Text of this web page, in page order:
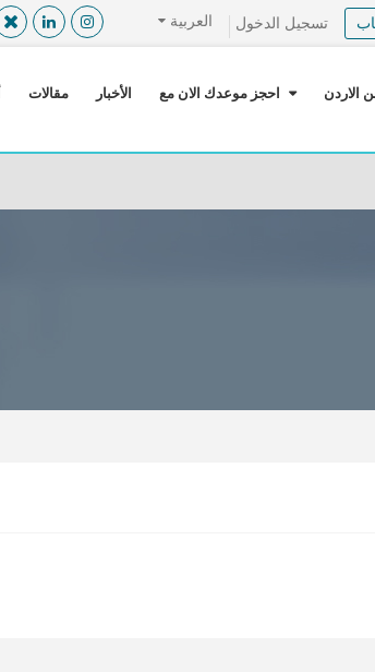
القائمة
العربية تسجيل الدخول
الاردن احجز موعدك الان مع الأخبار مقالات